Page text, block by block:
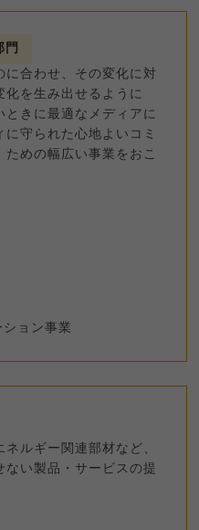
門
に合わせ、その変化に対
化を生み出せるように
ときに最適なメディアに
守られた心地よいコミ
めの幅広い事業をおこ
ョン事業
ルギー関連部材など、
ない製品・サービスの提